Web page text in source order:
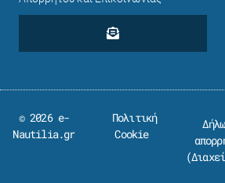
© 2026 e-
Nautilia.gr
Πολιτική
Cookie
(